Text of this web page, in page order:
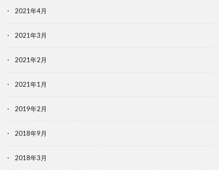
2021年4月
2021年3月
2021年2月
2021年1月
2019年2月
2018年9月
2018年3月